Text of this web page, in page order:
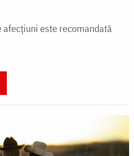
afecţiuni este recomandată